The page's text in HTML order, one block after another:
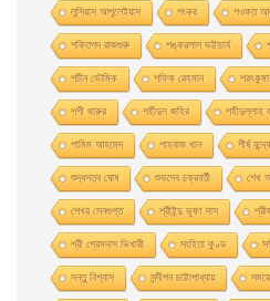
লুসিয়াস আপুলেইয়াস শংকর শওকত
শক্তিপদ রাজগুরু শঙ্করলাল ভট্টাচার্য
শচীন ভৌমিক শফিক রেহমান
শশী থারুর শহীদুল জহির শহীদুল্লাহ
শামিম আহমেদ শাহবাজ খান শীর্ষ
শুদ্ধসত্ব ঘোষ শুভদেব চক্রবর্তী শেখ
শেখর সেনগুপ্ত শ্রীইন্দু ভূষণ দাস
শ্রী প্রেমদাস ভিখারী সংহিতা কুণ্ড
সন্তু বিশ্বাস সন্দীপন চট্টোপাধ্যায়